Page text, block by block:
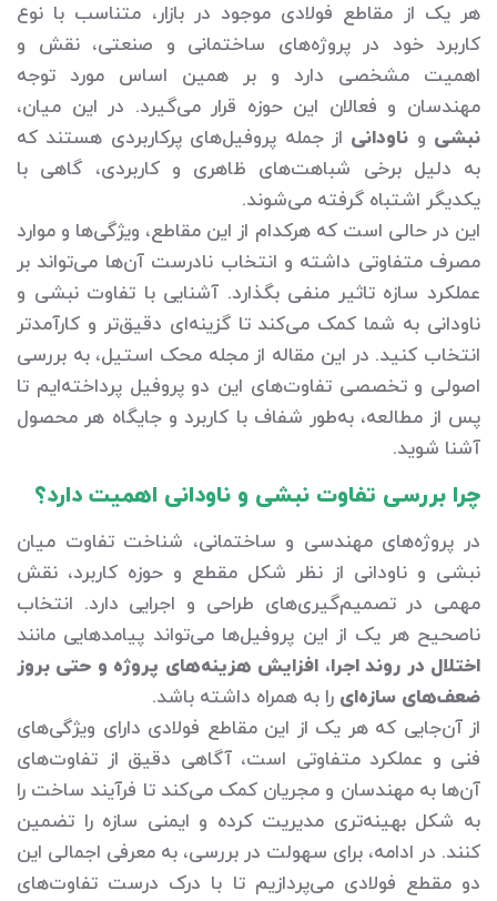
هر یک از مقاطع فولادی موجود در بازار، متناسب با نوع
کاربرد خود در پروژه‌های ساختمانی و صنعتی، نقش و
اهمیت مشخصی دارد و بر همین اساس مورد توجه
مهندسان و فعالان این حوزه قرار می‌گیرد. در این میان،
نبشی و ناودانی از جمله پروفیل‌های پرکاربردی هستند که
به دلیل برخی شباهت‌های ظاهری و کاربردی، گاهی با
یکدیگر اشتباه گرفته می‌شوند.
این در حالی است که هرکدام از این مقاطع، ویژگی‌ها و موارد
مصرف متفاوتی داشته و انتخاب نادرست آن‌ها می‌تواند بر
عملکرد سازه تاثیر منفی بگذارد. آشنایی با تفاوت نبشی و
ناودانی به شما کمک می‌کند تا گزینه‌ای دقیق‌تر و کارآمدتر
انتخاب کنید. در این مقاله از مجله محک استیل، به بررسی
اصولی و تخصصی تفاوت‌های این دو پروفیل پرداخته‌ایم تا
پس از مطالعه، به‌طور شفاف با کاربرد و جایگاه هر محصول
آشنا شوید.
چرا بررسی تفاوت نبشی و ناودانی اهمیت دارد؟
در پروژه‌های مهندسی و ساختمانی، شناخت تفاوت میان
نبشی و ناودانی از نظر شکل مقطع و حوزه کاربرد، نقش
مهمی در تصمیم‌گیری‌های طراحی و اجرایی دارد. انتخاب
ناصحیح هر یک از این پروفیل‌ها می‌تواند پیامدهایی مانند
اختلال در روند اجرا، افزایش هزینه‌های پروژه و حتی بروز
ضعف‌های سازه‌ای را به همراه داشته باشد.
از آن‌جایی که هر یک از این مقاطع فولادی دارای ویژگی‌های
فنی و عملکرد متفاوتی است، آگاهی دقیق از تفاوت‌های
آن‌ها به مهندسان و مجریان کمک می‌کند تا فرآیند ساخت را
به شکل بهینه‌تری مدیریت کرده و ایمنی سازه را تضمین
کنند. در ادامه، برای سهولت در بررسی، به معرفی اجمالی این
دو مقطع فولادی می‌پردازیم تا با درک درست تفاوت‌های